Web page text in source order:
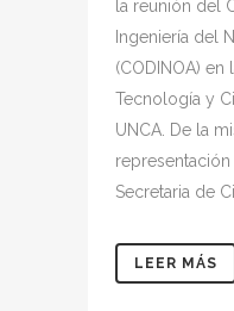
la reunión del
Ingeniería del
(CODINOA) en
Tecnología y
UNCA. De la
representación
Secretaria de
LEER MÁS